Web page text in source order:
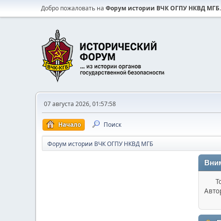
Добро пожаловать на Форум истории ВЧК ОГПУ НКВД МГБ.
07 августа 2026, 01:57:58
Начало Поиск
Форум истории ВЧК ОГПУ НКВД МГБ